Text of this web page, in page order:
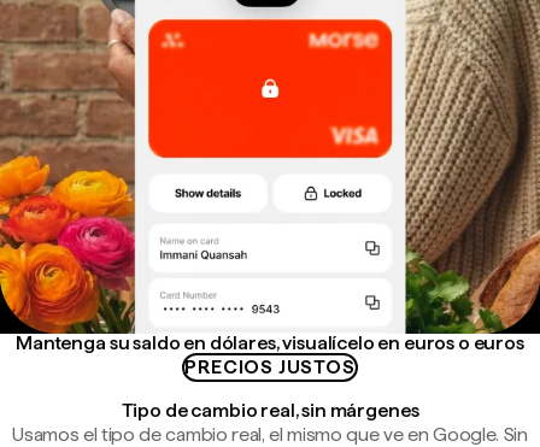
Mantenga su saldo en dólares, visualícelo en euros o euros
PRECIOS JUSTOS
Tipo de cambio real, sin márgenes
Usamos el tipo de cambio real, el mismo que ve en Google. Sin